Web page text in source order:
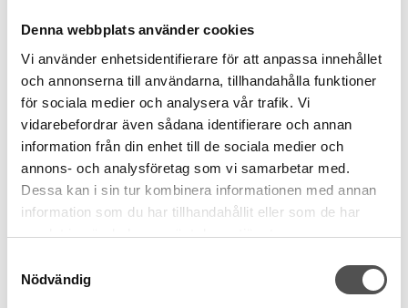
Denna webbplats använder cookies
Vi använder enhetsidentifierare för att anpassa innehållet
och annonserna till användarna, tillhandahålla funktioner
för sociala medier och analysera vår trafik. Vi
vidarebefordrar även sådana identifierare och annan
information från din enhet till de sociala medier och
annons- och analysföretag som vi samarbetar med.
Dessa kan i sin tur kombinera informationen med annan
information som du har tillhandahållit eller som de har
samlat in när du har använt deras tjänster.
Nödvändig
3 tvinnade trådar
3D effekt
Utsökta stickningar
Underbara dekorsömmar
Silkesaktig lyster
Nålgrovlek Nr 90